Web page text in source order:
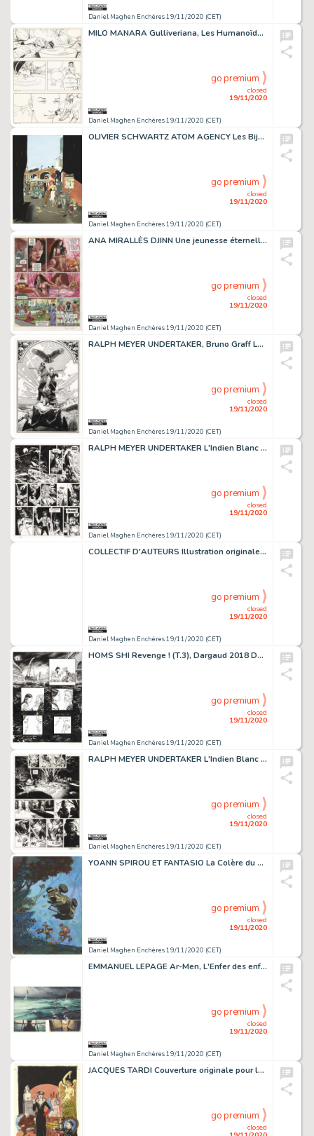
Daniel Maghen Enchères 19/11/2020 (CET)
MILO MANARA Gulliveriana, Les Humanoïdes Associés 1996 Planche originale n° 44, prépubliée...
Daniel Maghen Enchères 19/11/2020 (CET)
closed
19/11/2020
go premium
OLIVIER SCHWARTZ ATOM AGENCY Les Bijoux de la Bégum (T.1), Black and white 2018 Couverture...
Daniel Maghen Enchères 19/11/2020 (CET)
closed
19/11/2020
go premium
ANA MIRALLÈS DJINN Une jeunesse éternelle (T.11), Dargaud 2012 Planche originale...
Daniel Maghen Enchères 19/11/2020 (CET)
closed
19/11/2020
go premium
RALPH MEYER UNDERTAKER, Bruno Graff La Bande Ã Jonas, illustration originale réalisée...
Daniel Maghen Enchères 19/11/2020 (CET)
closed
19/11/2020
go premium
RALPH MEYER UNDERTAKER L'Indien Blanc (T.5), Dargaud 2019 Planche originale n°39....
Daniel Maghen Enchères 19/11/2020 (CET)
closed
19/11/2020
go premium
COLLECTIF D'AUTEURS Illustration originale publiée dans Le Journal de Tintin n° 528...
Daniel Maghen Enchères 19/11/2020 (CET)
closed
19/11/2020
go premium
HOMS SHI Revenge ! (T.3), Dargaud 2018 Double planche originale n° 52 et 53. Signée....
Daniel Maghen Enchères 19/11/2020 (CET)
closed
19/11/2020
go premium
RALPH MEYER UNDERTAKER L'Indien Blanc (T.5), Dargaud 2019 Planche originale n°35....
Daniel Maghen Enchères 19/11/2020 (CET)
closed
19/11/2020
go premium
YOANN SPIROU ET FANTASIO La Colère du Marsupilami (T.55), Dupuis 2016 Couverture...
Daniel Maghen Enchères 19/11/2020 (CET)
closed
19/11/2020
go premium
EMMANUEL LEPAGE Ar-Men, L'Enfer des enfers, Futuropolis 2017 Double planche originale...
Daniel Maghen Enchères 19/11/2020 (CET)
closed
19/11/2020
go premium
JACQUES TARDI Couverture originale pour le roman de Jean Vautrin, La Femme au gant...
closed
go premium